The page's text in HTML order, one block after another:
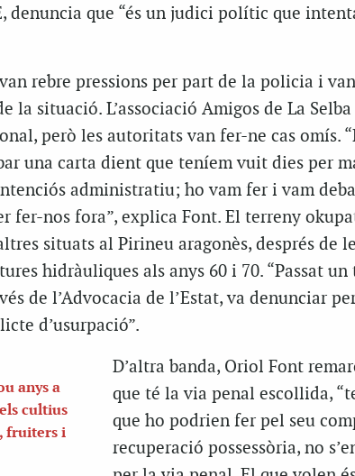
denuncia que “és un judici polític que
rebre pressions per part de la policia i
la situació. L’associació Amigos de La
però les autoritats van fer-ne cas omís.
una carta dient que teníem vuit dies per
administratiu; ho vam fer i vam
fer-nos fora”, explica Font. El terreny
situats al Pirineu aragonès, després de
hidràuliques als anys 60 i 70. “Passat un
de l’Advocacia de l’Estat, va denunciar
d’usurpació”.
anys a
cultius
fruiters i
D’altra banda, Oriol Font
que té la via penal escollida,
que ho podrien fer pel seu
recuperació possessòria, no